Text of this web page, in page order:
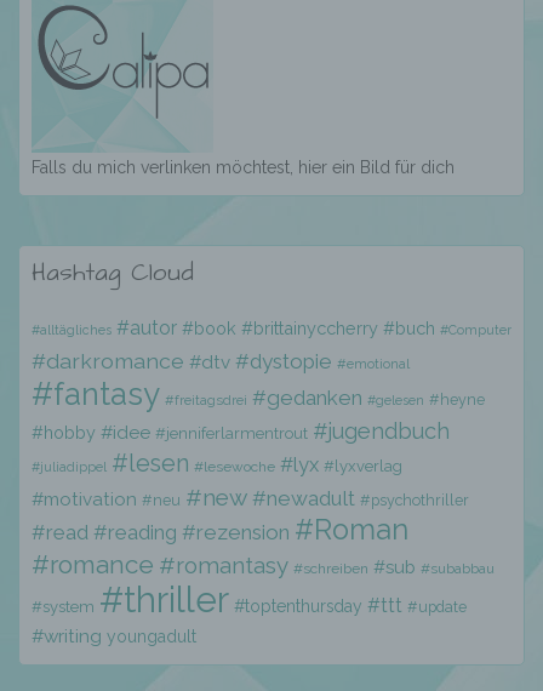
Falls du mich verlinken möchtest, hier ein Bild für dich
Hashtag Cloud
#alltägliches #autor #book #brittainyccherry #buch #Computer
#darkromance #dtv #dystopie #emotional
#fantasy #freitagsdrei #gedanken #gelesen #heyne
#hobby #idee #jenniferlarmentrout #jugendbuch
#juliadippel #lesen #lesewoche #lyx #lyxverlag
#motivation #neu #new #newadult #psychothriller
#read #reading #rezension #Roman
#romance #romantasy #schreiben #sub #subabbau
#system #thriller #toptenthursday #ttt #update
#writing youngadult
Markierung gespeicherter
personenbezogener Daten mit dem Ziel, ihre
künftige Verarbeitung einzuschränken.
e) Profiling
Verarbeitung personenbezogener Daten, die
darin besteht, dass diese
personenbezogenen Daten verwendet
die sich auf eine natürliche Person beziehen,
zu bewerten, insbesondere, um Aspekte
bezüglich Arbeitsleistung, wirtschaftlicher
Lage, Gesundheit, persönlicher Vorlieben,
Interessen, Zuverlässigkeit, Verhalten,
Aufenthaltsort oder Ortswechsel dieser
vorherzusagen.
f) Pseudonymisierung
Pseudonymisierung ist die Verarbeitung